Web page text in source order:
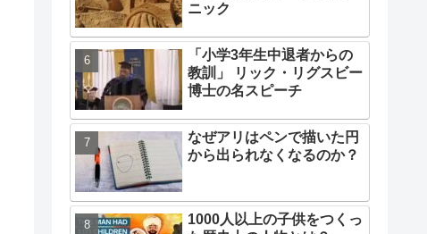
ニック
「小学3年生中退者からの
教訓」 リック・リグスビー
博士の名スピーチ
なぜアリはペンで描いた円
から出られなくなるのか？
1000人以上の子供をつくっ